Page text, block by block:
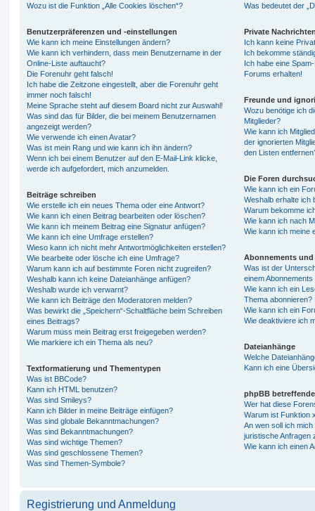
Wozu ist die Funktion „Alle Cookies löschen“?
Benutzerpräferenzen und -einstellungen
Wie kann ich meine Einstellungen ändern?
Wie kann ich verhindern, dass mein Benutzername in der
Online-Liste auftaucht?
Die Forenuhr geht falsch!
Ich habe die Zeitzone eingestellt, aber die Forenuhr geht
immer noch falsch!
Meine Sprache steht auf diesem Board nicht zur Auswahl!
Was sind das für Bilder, die bei meinem Benutzernamen
angezeigt werden?
Wie verwende ich einen Avatar?
Was ist mein Rang und wie kann ich ihn ändern?
Wenn ich bei einem Benutzer auf den E-Mail-Link klicke,
werde ich aufgefordert, mich anzumelden.
Beiträge schreiben
Wie erstelle ich ein neues Thema oder eine Antwort?
Wie kann ich einen Beitrag bearbeiten oder löschen?
Wie kann ich meinem Beitrag eine Signatur anfügen?
Wie kann ich eine Umfrage erstellen?
Wieso kann ich nicht mehr Antwortmöglichkeiten erstellen?
Wie bearbeite oder lösche ich eine Umfrage?
Warum kann ich auf bestimmte Foren nicht zugreifen?
Weshalb kann ich keine Dateianhänge anfügen?
Weshalb wurde ich verwarnt?
Wie kann ich Beiträge den Moderatoren melden?
Was bewirkt die „Speichern“-Schaltfläche beim Schreiben
eines Beitrags?
Warum muss mein Beitrag erst freigegeben werden?
Wie markiere ich ein Thema als neu?
Textformatierung und Thementypen
Was ist BBCode?
Kann ich HTML benutzen?
Was sind Smileys?
Kann ich Bilder in meine Beiträge einfügen?
Was sind globale Bekanntmachungen?
Was sind Bekanntmachungen?
Was sind wichtige Themen?
Was sind geschlossene Themen?
Was sind Themen-Symbole?
Was bedeutet der
Private
Ich kann keine
Ich bekomme
Ich habe eine
Forums erhalten!
Freunde und
Wozu benötige ich
Mitglieder?
Wie kann ich
der ignorierten
den Listen
Die Foren
Wie kann ich ein
Weshalb erhalte ich
Warum bekomme
Wie kann ich nach
Wie kann ich meine
Abonnements und
Was ist der
einem
Wie kann ich ein
Thema abonnieren?
Wie kann ich ein
Wie deaktiviere ich
Dateianhänge
Welche
Kann ich eine
phpBB
Wer hat diese
Warum ist Funktion
An wen soll ich
juristische Anfragen
Wie kann ich einen
Registrierung und Anmeldung